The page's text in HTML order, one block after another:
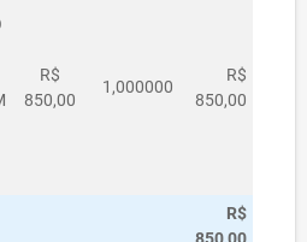
R$
850,00
1,000000
R$
850,00
R$